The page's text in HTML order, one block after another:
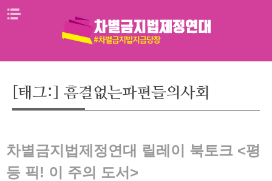
Skip
[태그:] 흠결없는파편들의사회
차별금지법제정연대 릴레이 북토크 <평
등 픽! 이 주의 도서>